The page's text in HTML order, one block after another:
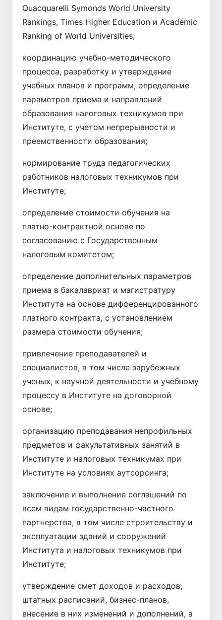
Quacquarelli Symonds World University
Rankings, Times Higher Education и Academic
Ranking of World Universities;
координацию учебно-методического
процесса, разработку и утверждение
учебных планов и программ, определение
параметров приема и направлений
образования налоговых техникумов при
Институте, с учетом непрерывности и
преемственности образования;
нормирование труда педагогических
работников налоговых техникумов при
Институте;
определение стоимости обучения на
платно-контрактной основе по
согласованию с Государственным
налоговым комитетом;
определение дополнительных параметров
приема в бакалавриат и магистратуру
Института на основе дифференцированного
платного контракта, с установлением
размера стоимости обучения;
привлечение преподавателей и
специалистов, в том числе зарубежных
ученых, к научной деятельности и учебному
процессу в Институте на договорной
основе;
организацию преподавания непрофильных
предметов и факультативных занятий в
Институте и налоговых техникумах при
Институте на условиях аутсорсинга;
заключение и выполнение соглашений по
всем видам государственно-частного
партнерства, в том числе строительству и
эксплуатации зданий и сооружений
Института и налоговых техникумов при
Институте;
утверждение смет доходов и расходов,
штатных расписаний, бизнес-планов,
внесение в них изменений и дополнений, а